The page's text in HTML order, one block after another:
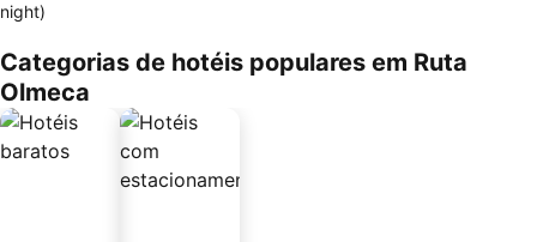
night)
Categorias de hotéis populares em Ruta
Olmeca